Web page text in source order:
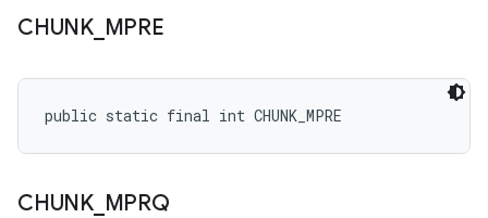
CHUNK_ MPRE
public static final int CHUNK_MPRE
CHUNK_ MPRQ